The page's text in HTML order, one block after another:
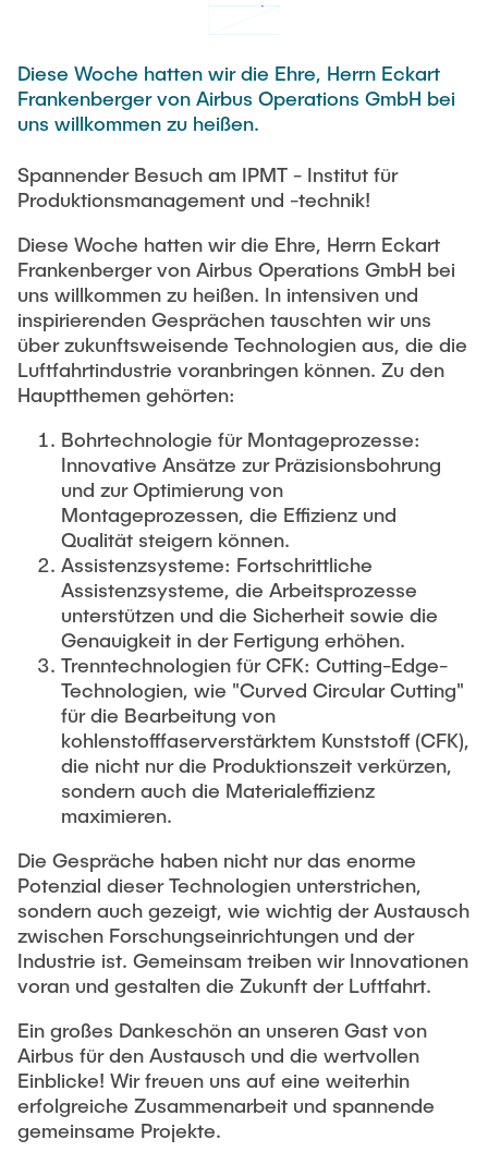
Jan Burmeister
Anja-Maria Doobe-Jöstingmeier
Carmen Hajunga
Nils Albrecht
Moritz Bäcker
Nils Bade
Frederike Bartels
Niklas Frewer
Kristina Heß
Kai Christian Hübner
Omar Jabi
Marvin Jäger
Sarah Klass
Dominik Langer
Rasmus Mentzer
Philip Riege
Georg Frederik Riemschneider
Marvin Ruppik
Jan-Joshua Schmitt
Bartosz Tegowski
Frederik Vollmer
Nico Weiß
Gastwissenschaftler
Dr. Jasmin Gabsteiger
Anand Dubey
Kevin Erkelenz
Johanna Gleichauf
QSea II
Smart Analytics
SICHER
SUSTRONICS
Weitere Projektbeteiligungen
ElektRail
I3 Junior
Things@TUHHLab
Abgeschlossene Projekte
Ausstattung des Instituts
Messtechnik
Aufbautechnologien
Feinmechanik
Software
ARBEITEN UND STELLEN
Diese Woche hatten wir die Ehre, Herrn Eckart
Frankenberger von Airbus Operations GmbH bei
uns willkommen zu heißen.
Spannender Besuch am IPMT - Institut für
Produktionsmanagement und -technik!
Diese Woche hatten wir die Ehre, Herrn Eckart
Frankenberger von Airbus Operations GmbH bei
uns willkommen zu heißen. In intensiven und
inspirierenden Gesprächen tauschten wir uns
über zukunftsweisende Technologien aus, die die
Luftfahrtindustrie voranbringen können. Zu den
Hauptthemen gehörten:
Bohrtechnologie für Montageprozesse:
Innovative Ansätze zur Präzisionsbohrung
und zur Optimierung von
Montageprozessen, die Effizienz und
Qualität steigern können.
Assistenzsysteme: Fortschrittliche
Assistenzsysteme, die Arbeitsprozesse
unterstützen und die Sicherheit sowie die
Genauigkeit in der Fertigung erhöhen.
Trenntechnologien für CFK: Cutting-Edge-
Technologien, wie "Curved Circular Cutting"
für die Bearbeitung von
kohlenstofffaserverstärktem Kunststoff (CFK),
die nicht nur die Produktionszeit verkürzen,
sondern auch die Materialeffizienz
maximieren.
Die Gespräche haben nicht nur das enorme
Potenzial dieser Technologien unterstrichen,
sondern auch gezeigt, wie wichtig der Austausch
zwischen Forschungseinrichtungen und der
Industrie ist. Gemeinsam treiben wir Innovationen
voran und gestalten die Zukunft der Luftfahrt.
Ein großes Dankeschön an unseren Gast von
Airbus für den Austausch und die wertvollen
Einblicke! Wir freuen uns auf eine weiterhin
erfolgreiche Zusammenarbeit und spannende
gemeinsame Projekte.